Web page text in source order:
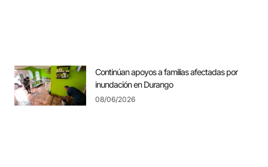
Continúan apoyos a familias afectadas por
inundación en Durango
08/06/2026